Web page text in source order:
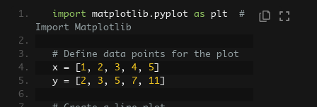
import matplotlib . pyplot as plt #
Import Matplotlib
# Define data points for the plot
   x
= 1, 2 , 3 , 4, 5
   y
= 2 , 3 , 5 , 7, 11